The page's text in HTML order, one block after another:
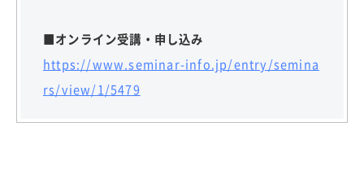
■オンライン受講・申し込み
https://www.seminar-info.jp/entry/semina
rs/view/1/5479